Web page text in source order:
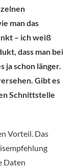
man das
– ich weiß
dass man bei
ja schon länger.
Gibt es
Schnittstelle
Vorteil. Das
Daten